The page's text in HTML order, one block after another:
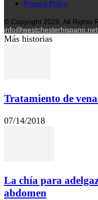
Privacy Policy
© Copyright 2026, All Rights
info@westchesterhispano.net
Más historias
Tratamiento de
07/14/2018
La chía para
abdomen